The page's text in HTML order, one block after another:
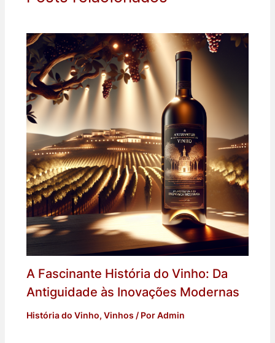
A Fascinante História do Vinho: Da
Antiguidade às Inovações Modernas
História do Vinho, Vinhos / PorAdmin